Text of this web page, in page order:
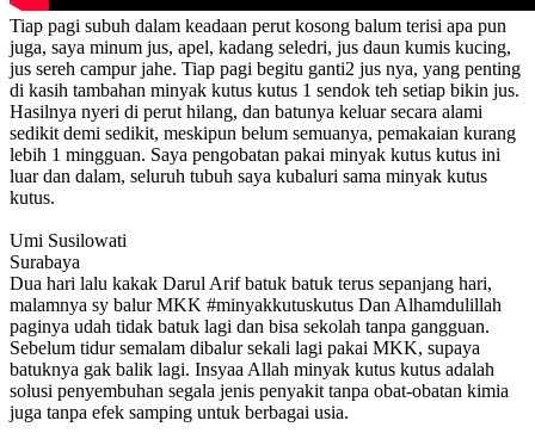
Tiap pagi subuh dalam keadaan perut kosong balum terisi apa pun
juga, saya minum jus, apel, kadang seledri, jus daun kumis kucing,
jus sereh campur jahe. Tiap pagi begitu ganti2 jus nya, yang penting
di kasih tambahan minyak kutus kutus 1 sendok teh setiap bikin jus.
Hasilnya nyeri di perut hilang, dan batunya keluar secara alami
sedikit demi sedikit, meskipun belum semuanya, pemakaian kurang
lebih 1 mingguan. Saya pengobatan pakai minyak kutus kutus ini
luar dan dalam, seluruh tubuh saya kubaluri sama minyak kutus
kutus.
Umi Susilowati
Surabaya
Dua hari lalu kakak Darul Arif batuk batuk terus sepanjang hari,
malamnya sy balur MKK #minyakkutuskutus Dan Alhamdulillah
paginya udah tidak batuk lagi dan bisa sekolah tanpa gangguan.
Sebelum tidur semalam dibalur sekali lagi pakai MKK, supaya
batuknya gak balik lagi. Insyaa Allah minyak kutus kutus adalah
solusi penyembuhan segala jenis penyakit tanpa obat-obatan kimia
juga tanpa efek samping untuk berbagai usia.